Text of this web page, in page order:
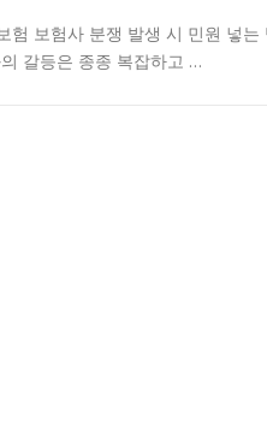
험 보험사 분쟁 발생 시 민원 넣
갈등은 종종 복잡하고 …